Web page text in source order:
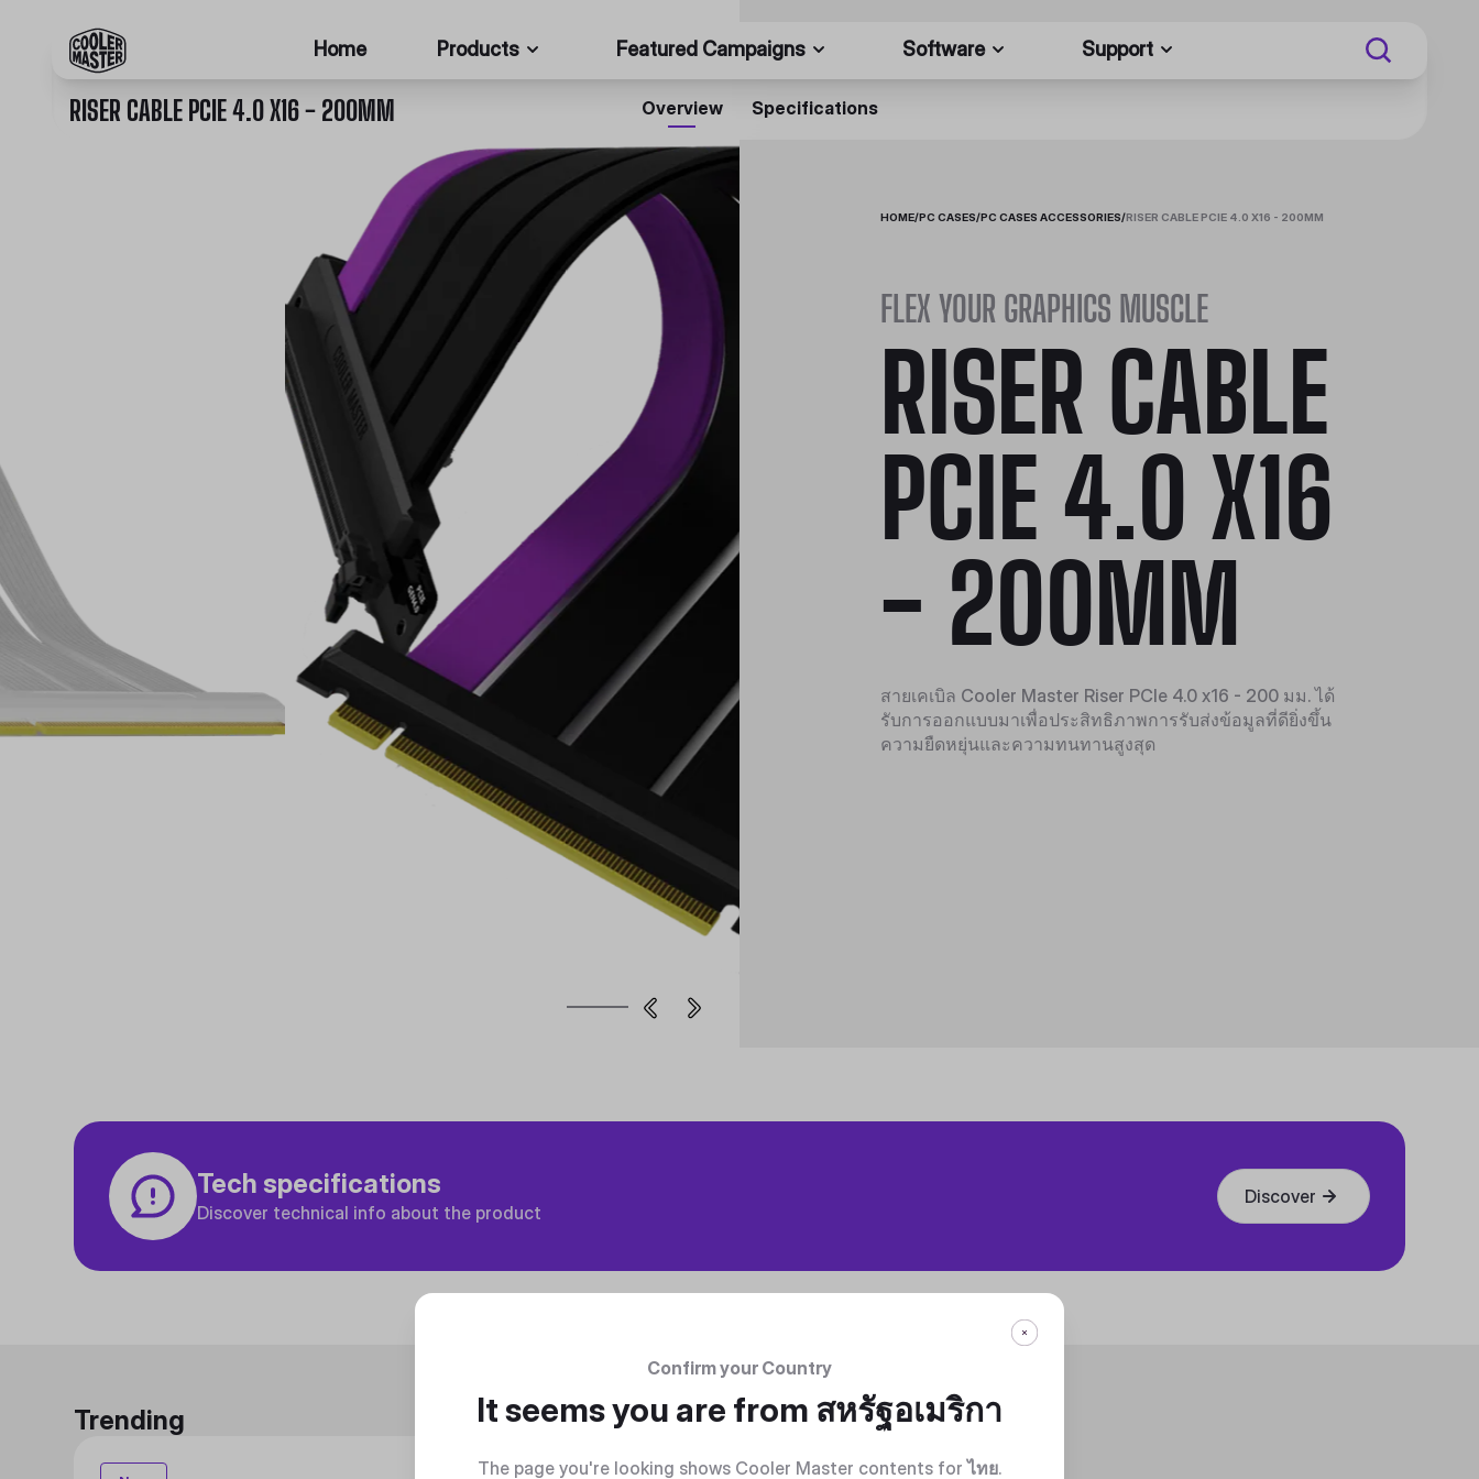
Home Products Featured Campaigns Software Support
RISER CABLE PCIE 4.0 X16 - 200MM Overview Specifications
HOME/PC CASES/PC CASES ACCESSORIES/RISER CABLE PCIE 4.0 X16 - 200MM
FLEX YOUR GRAPHICS MUSCLE
RISER CABLE
PCIE 4.0 X16
- 200MM
สายเคเบิล Cooler Master Riser PCIe 4.0 x16 - 200 มม. ได้
รับการออกแบบมาเพื่อประสิทธิภาพการรับส่งข้อมูลที่ดียิ่งขึ้น
ความยืดหยุ่นและความทนทานสูงสุด
Tech specifications
Discover technical info about the product
Discover
Trending
Confirm your Country
It seems you are from สหรัฐอเมริกา
The page you're looking shows Cooler Master contents forไทย.